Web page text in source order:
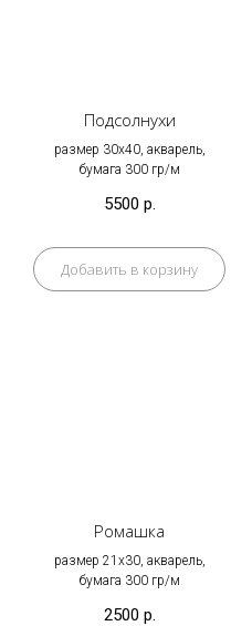
Подсолнухи
размер 30х40, акварель,
бумага 300 гр/м
5500 р.
Добавить в корзину
Ромашка
размер 21х30, акварель,
бумага 300 гр/м
2500 р.